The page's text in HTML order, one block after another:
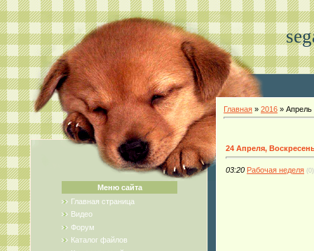
Меню сайта
Главная страница
Видео
Форум
Каталог файлов
Главная » 2016 » Апрель
24 Апреля,
03:20 Рабочая неделя (0)